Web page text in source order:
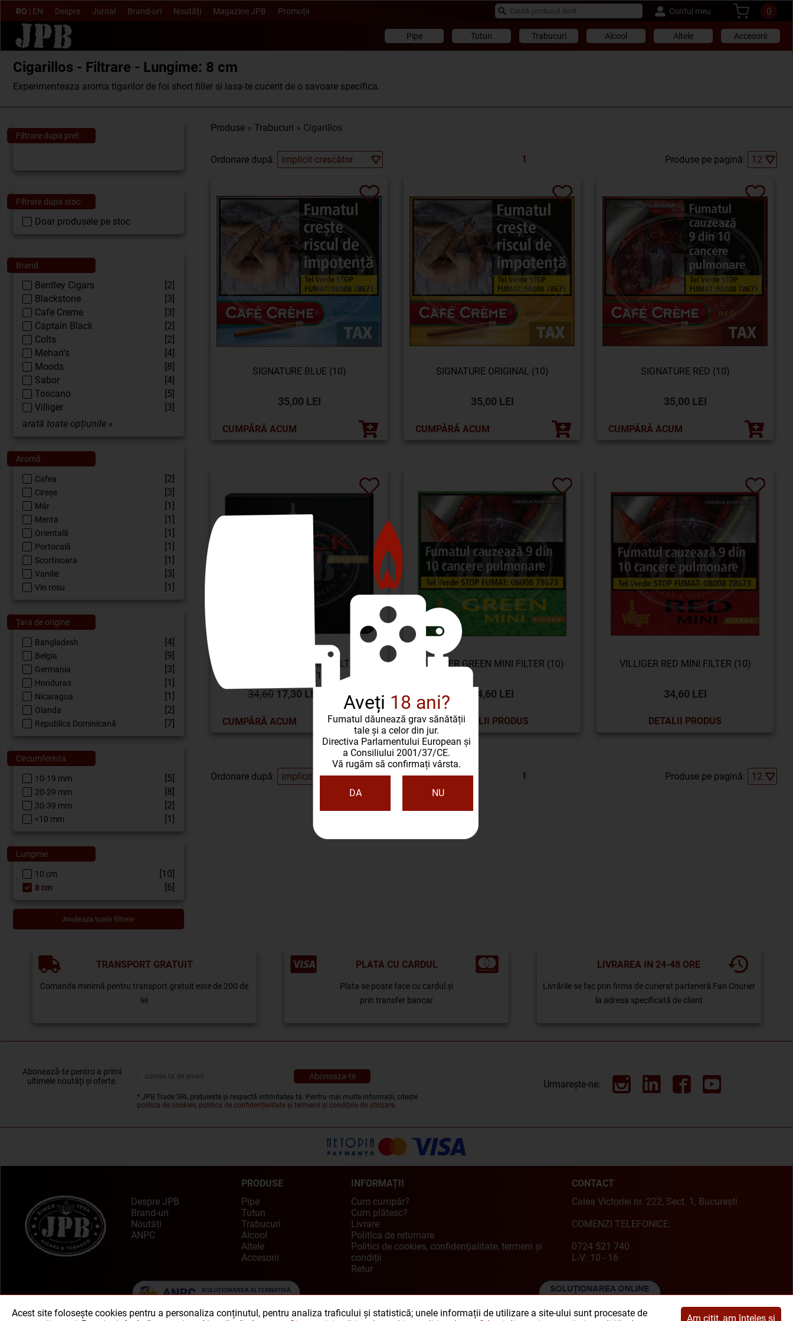
Aveți 18 ani?
Fumatul dăunează grav sănătății
tale și a celor din jur.
Directiva Parlamentului European și
a Consiliului 2001/37/CE.
Vă rugăm să confirmați vârsta.
DA NU
RO | EN Despre Jurnal Brand-uri Noutăți Magazine JPB Promoții Contul meu 0
Pipe Tutun Trabucuri Alcool Altele Accesorii
Cigarillos - Filtrare - Lungime: 8 cm
Experimenteaza aroma tigarilor de foi short filler si lasa-te cucerit de o savoare specifica.
Filtrare dupa pret:
Filtrare dupa stoc:
Doar produsele pe stoc
Brand
Bentley Cigars
[2]
Blackstone
[3]
Cafe Creme
[3]
Captain Black
[2]
Colts
[2]
Mehari's
[4]
Moods
[8]
Sabor
[4]
Toscano
[5]
Villiger
[3]
arată toate opțiunile »
Aromă
Cafea [2]
Cireșe [3]
Măr [1]
Menta [1]
Orientală [1]
Portocală [1]
Scortisoara [1]
Vanilie [3]
Vin rosu [1]
Țara de origine
Bangladesh [4]
Belgia [9]
Germania [3]
Honduras [1]
Nicaragua [1]
Olanda [2]
Republica Dominicană [7]
Circumferinta
10-19 mm [5]
20-29 mm [8]
30-39 mm [2]
<10 mm [1]
Lungime
10 cm [10]
8 cm [6]
Produse » Trabucuri » Cigarillos
Ordonare după: 1 Produse pe pagină:
SIGNATURE BLUE (10)
35,00 LEI
CUMPĂRĂ ACUM
SIGNATURE ORIGINAL (10)
35,00 LEI
CUMPĂRĂ ACUM
SIGNATURE RED (10)
35,00 LEI
CUMPĂRĂ ACUM
VILLIGER BLACK MINI FILTER
SUMATRA (10)
34,60 17,30 LEI (-50%)
CUMPĂRĂ ACUM
VILLIGER GREEN MINI FILTER (10)
34,60 LEI
DETALII PRODUS
VILLIGER RED MINI FILTER (10)
34,60 LEI
DETALII PRODUS
Ordonare după: 1 Produse pe pagină:
TRANSPORT GRATUIT
Comanda minimă pentru transport gratuit este de 200 de
lei
PLATA CU CARDUL
Plata se poate face cu cardul și
prin transfer bancar
LIVRAREA IN 24-48 ORE
Livrările se fac prin firma de curierat parteneră Fan Courier
la adresa specificată de client
Abonează-te pentru a primi
ultimele noutăți și oferte.
* JPB Trade SRL prețuiește și respectă intimitatea ta. Pentru mai multe informații, citește
politica de cookies, politica de confidențialitate și termenii și condițiile de utilizare
Urmarește-ne:
Despre JPB
Brand-uri
Noutăți
ANPC
PRODUSE
Pipe
Tutun
Trabucuri
Alcool
Altele
Accesorii
INFORMAȚII
Cum cumpăr?
Cum plătesc?
Livrare
Politica de returnare
Politici de cookies, confidențialitate, termeni și
condiții
Retur
CONTACT
Calea Victoriei nr. 222, Sect. 1, București
COMENZI TELEFONICE:
0724 521 740
L-V: 10 - 16
Acest site folosește cookies pentru a personaliza conținutul, pentru analiza traficului și statistică; unele informații de utilizare a site-ului sunt procesate de
Am citit, am înțeles și